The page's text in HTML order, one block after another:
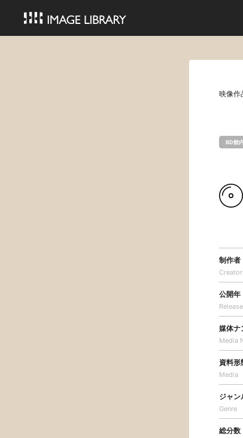
映像作
BD館
制作者
Creator
公開年
媒体ナ
Media
資料形
Media
ジャン
Genre
総分数